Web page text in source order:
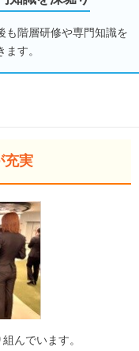
も階層研修や専門知識を
す。
充実
んでいます。